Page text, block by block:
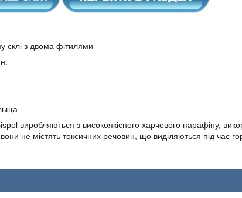
склі з двома фітилями
виробляються з високоякісного харчового парафіну,
вони не містять токсичних речовин, що виділяються під час